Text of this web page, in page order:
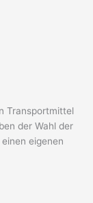
Transportmittel
der Wahl der
eigenen